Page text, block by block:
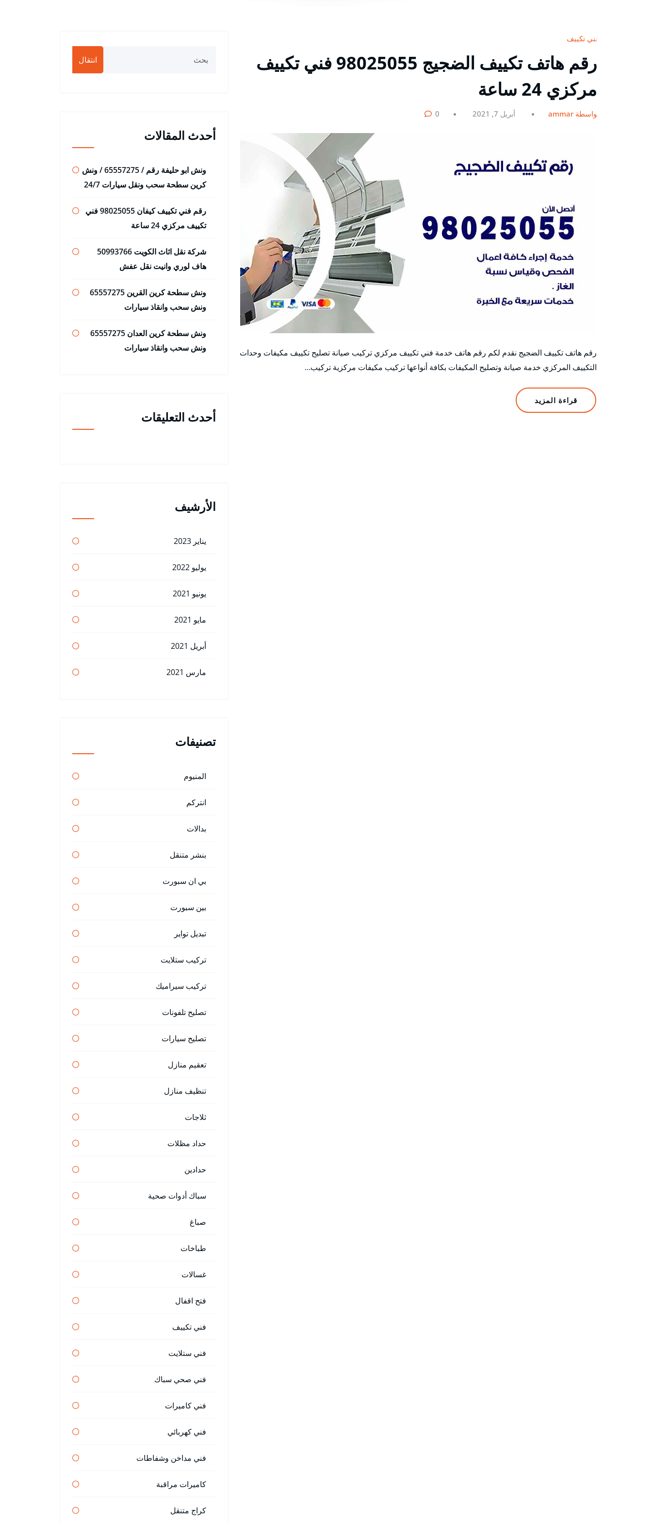
فني تكييف
رقم هاتف تكييف الضجيج 98025055 فني تكييف
مركزي 24 ساعة
بواسطة ammar أبريل 7, 2021 0
رقم هاتف تكييف الضجيج نقدم لكم رقم هاتف خدمة فني تكييف مركزي تركيب صيانة تصليح تكييف مكيفات وحدات
التكييف المركزي خدمة صيانة وتصليح المكيفات بكافة أنواعها تركيب مكيفات مركزية تركيب…
قراءة المزيد
انتقال
أحدث المقالات
ونش ابو حليفة رقم / 65557275 / ونش
كرين سطحة سحب ونقل سيارات 24/7
رقم فني تكييف كيفان 98025055 فني
تكييف مركزي 24 ساعة
شركة نقل اثاث الكويت 50993766
هاف لوري وانيت نقل عفش
ونش سطحة كرين القرين 65557275
ونش سحب وانقاذ سيارات
ونش سطحة كرين العدان 65557275
ونش سحب وانقاذ سيارات
أحدث التعليقات
الأرشيف
يناير 2023
يوليو 2022
يونيو 2021
مايو 2021
أبريل 2021
مارس 2021
تصنيفات
المنيوم
انتركم
بدالات
بنشر متنقل
بي ان سبورت
بين سبورت
تبديل تواير
تركيب ستلايت
تركيب سيراميك
تصليح تلفونات
تصليح سيارات
تعقيم منازل
تنظيف منازل
ثلاجات
حداد مظلات
حدادين
سباك أدوات صحية
صباغ
طباخات
غسالات
فتح اقفال
فني تكييف
فني ستلايت
فني صحي سباك
فني كاميرات
فني كهربائي
فني مداخن وشفاطات
كاميرات مراقبة
كراج متنقل